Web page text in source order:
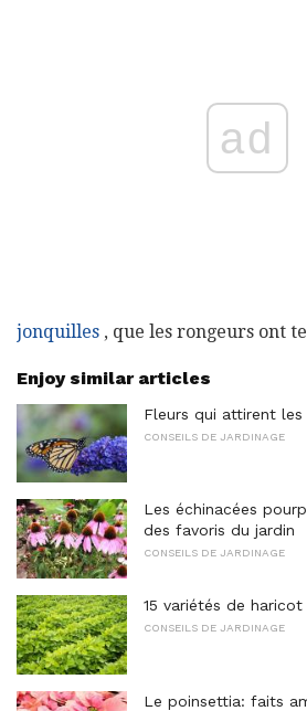
ad
jonquilles , que les rongeurs ont
Enjoy similar articles
Fleurs qui attirent
CONSEILS DE JARDINAGE
Les échinacées
des favoris du jardin
CONSEILS DE JARDINAGE
15 variétés de haricot
CONSEILS DE JARDINAGE
Le poinsettia: faits